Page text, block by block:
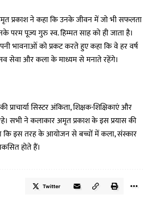
प्रकाश ने कहा कि उनके जीवन में जो भी सफलता
परम पूज्य गुरु स्व. हिम्मत साह को ही जाता है।
भावनाओं को प्रकट करते हुए कहा कि वे हर वर्ष
सेवा और कला के माध्यम से मनाते रहेंगे।
प्राचार्या सिस्टर अंकिता, शिक्षक-शिक्षिकाएं और
सभी ने कलाकार अमृत प्रकाश के इस प्रयास की
कि इस तरह के आयोजन से बच्चों में कला, संस्कार
होते हैं।
Twitter